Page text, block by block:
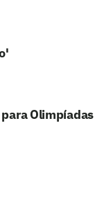
Olimpíadas